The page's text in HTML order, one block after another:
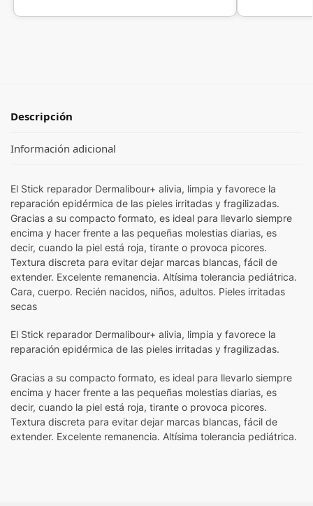
Descripción
Información adicional
El Stick reparador Dermalibour+ alivia, limpia y favorece la
reparación epidérmica de las pieles irritadas y fragilizadas.
Gracias a su compacto formato, es ideal para llevarlo siempre
encima y hacer frente a las pequeñas molestias diarias, es
decir, cuando la piel está roja, tirante o provoca picores.
Textura discreta para evitar dejar marcas blancas, fácil de
extender. Excelente remanencia. Altísima tolerancia pediátrica.
Cara, cuerpo. Recién nacidos, niños, adultos. Pieles irritadas
secas
El Stick reparador Dermalibour+ alivia, limpia y favorece la
reparación epidérmica de las pieles irritadas y fragilizadas.
Gracias a su compacto formato, es ideal para llevarlo siempre
encima y hacer frente a las pequeñas molestias diarias, es
decir, cuando la piel está roja, tirante o provoca picores.
Textura discreta para evitar dejar marcas blancas, fácil de
extender. Excelente remanencia. Altísima tolerancia pediátrica.